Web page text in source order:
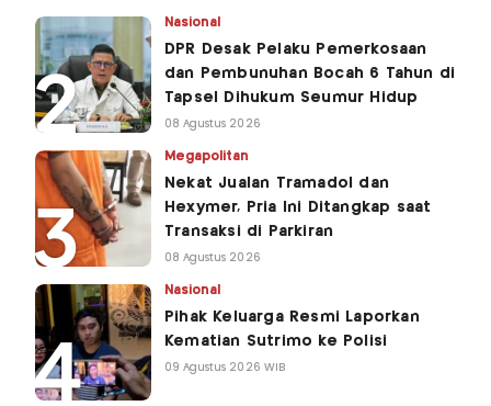
Nasional
DPR Desak Pelaku Pemerkosaan
dan Pembunuhan Bocah 6 Tahun di
Tapsel Dihukum Seumur Hidup
08 Agustus 2026
Megapolitan
Nekat Jualan Tramadol dan
Hexymer, Pria Ini Ditangkap saat
Transaksi di Parkiran
08 Agustus 2026
Nasional
Pihak Keluarga Resmi Laporkan
Kematian Sutrimo ke Polisi
09 Agustus 2026 WIB